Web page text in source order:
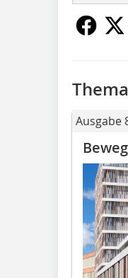
Ausgabe